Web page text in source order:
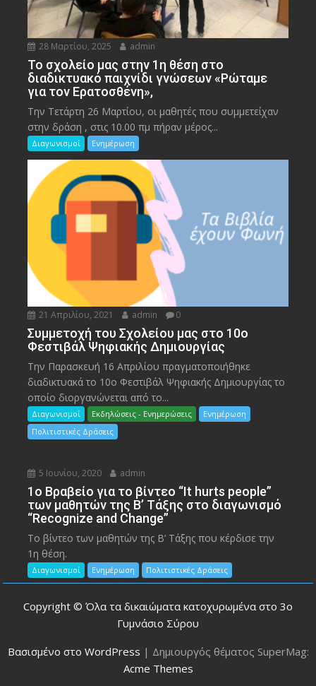
28 Μαρτίου, 2025 admin
To σχολείο μας στην 1η θέση στο
διαδικτυακό παιχνίδι γνώσεων «Ρώταμε
για τον Ερατοσθένη»,
Την Τετάρτη 26 Μαρτίου, οι μαθητές που συμμετείχαν
στην δράση , στις 10.00 πμ πήραν μέρος...
Διαγωνισμοί Ενημέρωση
21 Απριλίου, 2021 admin 0
Συμμετοχή του Σχολείου μας στο 10ο
Φεστιβάλ Ψηφιακής Δημιουργίας
Την Παρασκευή 16 Απριλίου πραγματοποιήθηκε
διαδικτυακά το 10ο Φεστιβάλ Ψηφιακής Δημιουργίας το
οποίο διοργανώνεται από το...
Διαγωνισμοί Εκδηλώσεις - Ενημερώσεις
Ενημέρωση
Πολιτιστικές Δράσεις
5 Ιουνίου, 2020 admin
1ο Βραβείο για το βίντεο “It hurts people”
των μαθητών της Β’ Τάξης στο διαγωνισμό
“Recognize and Change”
Το βίντεο των μαθητών της Β’ Τάξης που κέρδισε την
1η θέση.
Διαγωνισμοί Ενημέρωση Πολιτιστικές Δράσεις
Copyright © Όλα τα δικαιώματα κατοχυρωμένα στο 3ο
Γυμνάσιο Σύρου
Βασισμένο στο WordPress | Δημιουργός θέματος SuperMag:
Acme Themes